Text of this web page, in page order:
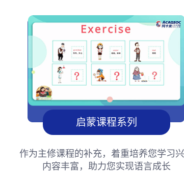
启蒙课程系列
作为主修课程的补充，着重培养您学习
内容丰富，助力您实现语言成长